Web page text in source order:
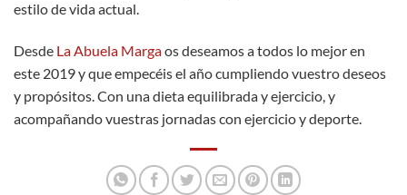
estilo de vida actual.
Desde La Abuela Margaos deseamos a todos lo mejor en
este 2019 y que empecéis el año cumpliendo vuestro deseos
y propósitos. Con una dieta equilibrada y ejercicio, y
acompañando vuestras jornadas con ejercicio y deporte.